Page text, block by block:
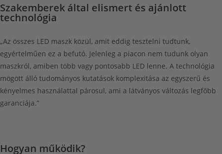
Szakemberek által elismert és ajánlott
technológia
„Az összes LED maszk közül, amit eddig tesztelni tudtunk,
egyértelműen ez a befutó. Jelenleg a piacon nem tudunk olyan
maszkról, amiben több vagy pontosabb LED lenne. A technológia
mögött álló tudományos kutatások komplexitása az egyszerű és
kényelmes használattal párosul, ami a látványos változás legfőbb
garanciája.”
Hogyan működik?